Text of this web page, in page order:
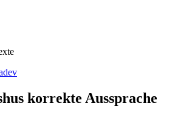
korrekte Aussprache